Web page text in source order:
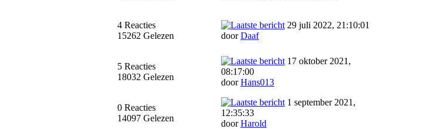
4 Reacties
15262 Gelezen
29 juli 2022, 21:10:01
doorDaaf
5 Reacties
18032 Gelezen
17 oktober 2021,
08:17:00
doorHans013
0 Reacties
14097 Gelezen
1 september 2021,
12:35:33
doorHarold